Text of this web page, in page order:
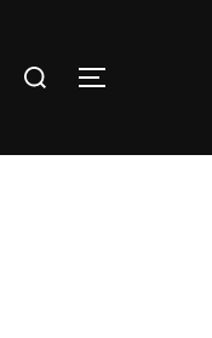
検
サイドバー